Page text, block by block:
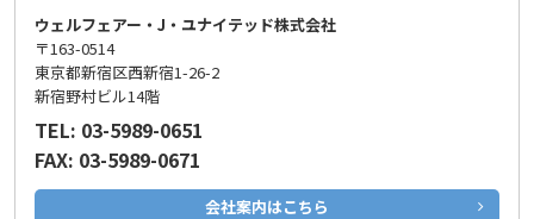
ウェルフェアー・J・ユナイテッド株式会社
〒163-0514
東京都新宿区西新宿1-26-2
新宿野村ビル14階
TEL: 03-5989-0651
FAX: 03-5989-0671
会社案内はこちら